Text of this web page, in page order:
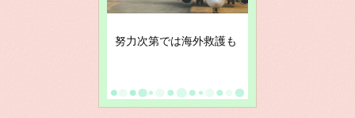
努力次第では海外救護も